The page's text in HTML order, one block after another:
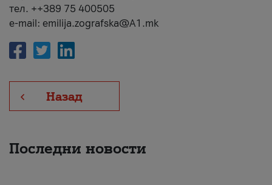
тел. ++389 75 400505
e-mail: emilija.zografska@A1.mk
Назад
Последни новости